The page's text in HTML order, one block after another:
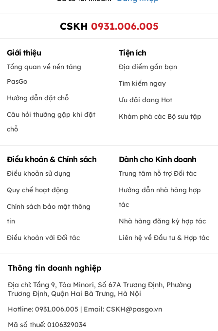
CSKH 0931.006.005
Giới thiệu
Tổng quan về nền tảng
PasGo
Hướng dẫn đặt chỗ
Câu hỏi thường gặp khi đặt
chỗ
Tiện ích
Địa điểm gần bạn
Tìm kiếm ngay
Ưu đãi đang Hot
Khám phá các Bộ sưu tập
Điều khoản & Chính sách
Điều khoản sử dụng
Quy chế hoạt động
Chính sách bảo mật thông
tin
Điều khoản với Đối tác
Dành cho Kinh doanh
Trung tâm hỗ trợ Đối tác
Hướng dẫn nhà hàng hợp
tác
Nhà hàng đăng ký hợp tác
Liên hệ về Đầu tư & Hợp tác
Thông tin doanh nghiệp
Địa chỉ: Tầng 9, Tòa Minori, Số 67A Trương Định, Phường
Trương Định, Quận Hai Bà Trưng, Hà Nội
Hotline: 0931.006.005 | Email: CSKH@pasgo.vn
Mã số thuế: 0106329034